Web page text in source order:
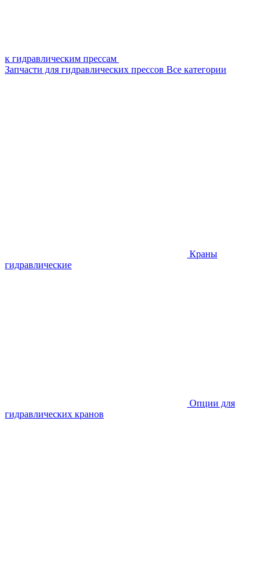
к гидравлическим прессам
Запчасти для гидравлических прессов Все категории
Краны
гидравлические
Опции для
гидравлических кранов